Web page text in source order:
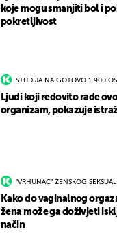
koje mogu smanjiti bol i
pokretljivost
STUDIJA NA GOTOVO 1.900
Ljudi koji redovito rade
organizam, pokazuje
"VRHUNAC" ŽENSKOG
Kako do vaginalnog
žena može ga doživjeti
način